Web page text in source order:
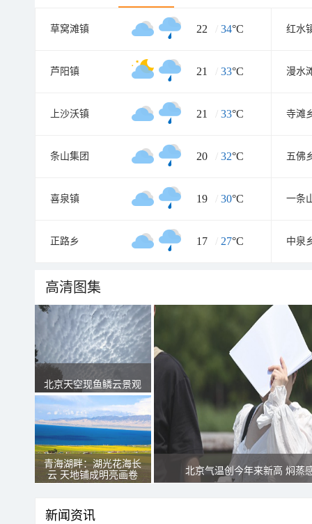
草窝滩镇 22 / 34°C 红水
芦阳镇 21 / 33°C 漫水
上沙沃镇 21 / 33°C 寺滩
条山集团 20 / 32°C 五佛
喜泉镇 19 / 30°C 一条
正路乡 17 / 27°C 中泉
高清图集
北京天空现鱼鳞云景观
青海湖畔：湖光花海长
云 天地铺成明亮画卷
北京气温创今年来新高 焖蒸
新闻资讯